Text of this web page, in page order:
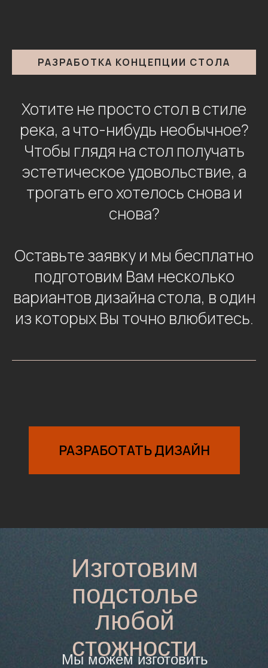
РАЗРАБОТКА КОНЦЕПЦИИ СТОЛА
Хотите не просто стол в стиле
река, а что-нибудь необычное?
Чтобы глядя на стол получать
эстетическое удовольствие, а
трогать его хотелось снова и
снова?
Оставьте заявку и мы бесплатно
подготовим Вам несколько
вариантов дизайна стола, в один
из которых Вы точно влюбитесь.
РАЗРАБОТАТЬ ДИЗАЙН
Изготовим
подстолье
любой
стожности
Мы можем изготовить